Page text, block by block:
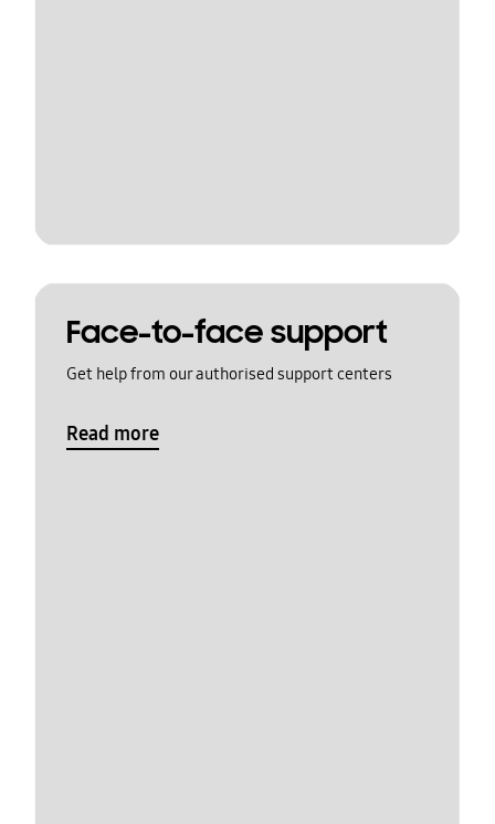
Face-to-face support
Get help from our authorised support centers
Read more